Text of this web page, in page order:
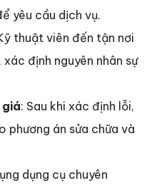
yêu cầu dịch vụ.
thuật viên đến tận nơi
định nguyên nhân sự
: Sau khi xác định lỗi,
phương án sửa chữa và
dụng cụ chuyên